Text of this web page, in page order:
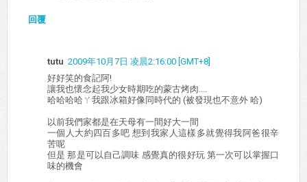
回覆
tutu 2009年10月7日 凌晨2:16:00 [GMT+8]
好好笑的食記阿!
讓我也懷念起我少女時期吃的蒙古烤肉....
哈哈哈哈ㄚ我跟冰箱好像同時代的 (被發現也不意外 哈)
以前我們家都是在天母有一間好大一間
一個人大約四百多吧 想到我家人這樣多就覺得我阿爸很辛
苦呢
但是 那是可以自己調味 感覺真的很好玩 第一次可以掌握口
味的機會